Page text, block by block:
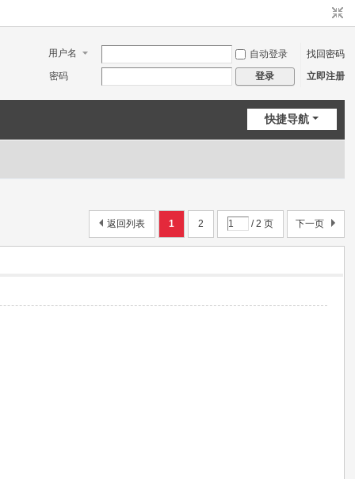
用户名 自动登录
找回密码
密码
登录 立即注册
快捷导航
1 2 / 2 页 下一页
返回列表